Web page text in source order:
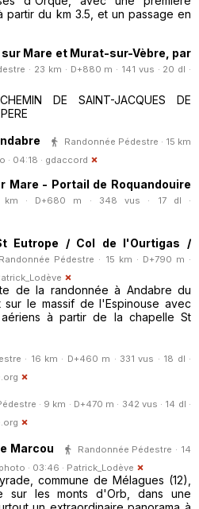
du km 3.5, et un passage en
Mare et Murat-sur-Vèbre, par
· 23 km · D+880 m · 141 vus · 20 dl ·
DE SAINT-JACQUES DE
Randonnée Pédestre · 15 km
· 04:18 · gdaccord
Mare - Portail de Roquandouire
km · D+680 m · 348 vus · 17 dl ·
Eutrope / Col de l'Ourtigas /
Randonnée Pédestre · 15 km · D+790 m ·
de la randonnée à Andabre du
sur le massif de l'Espinouse avec
à partir de la chapelle St
· 16 km · D+460 m · 331 vus · 18 dl ·
· 9 km · D+470 m · 342 vus · 14 dl ·
Marcou
Randonnée Pédestre · 14
· 03:46 · Patrick_Lodève
commune de Mélagues (12),
sur les monts d'Orb, dans une